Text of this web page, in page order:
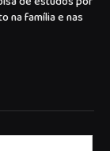
na família e nas